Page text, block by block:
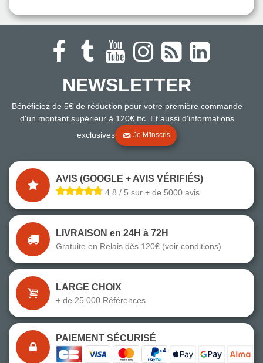
NEWSLETTER
Bénéficiez de 5€ de réduction pour votre première commande
d'un montant supérieur à 120€ ttc. Et aussi d'informations
exclusives
Je M'inscris
AVIS (GOOGLE + AVIS VÉRIFIÉS)
4.8 / 5 sur + de 5000 avis
LIVRAISON en 24H à 72H
Gratuite en Relais dès 120€ (voir conditions)
LARGE CHOIX
+ de 25 000 Références
PAIEMENT SÉCURISÉ